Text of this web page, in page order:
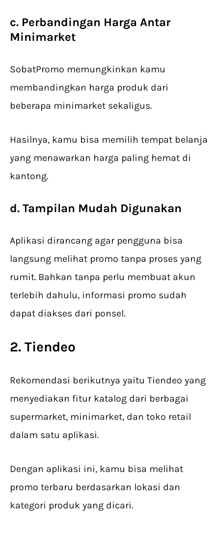
c. Perbandingan Harga Antar
Minimarket
SobatPromo memungkinkan kamu
membandingkan harga produk dari
beberapa minimarket sekaligus.
Hasilnya, kamu bisa memilih tempat belanja
yang menawarkan harga paling hemat di
kantong.
d. Tampilan Mudah Digunakan
Aplikasi dirancang agar pengguna bisa
langsung melihat promo tanpa proses yang
rumit. Bahkan tanpa perlu membuat akun
terlebih dahulu, informasi promo sudah
dapat diakses dari ponsel.
2. Tiendeo
Rekomendasi berikutnya yaitu Tiendeo yang
menyediakan fitur katalog dari berbagai
supermarket, minimarket, dan toko retail
dalam satu aplikasi.
Dengan aplikasi ini, kamu bisa melihat
promo terbaru berdasarkan lokasi dan
kategori produk yang dicari.